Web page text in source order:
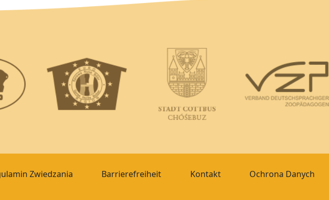
Zwiedzania Barrierefreiheit Kontakt Ochrona Danych